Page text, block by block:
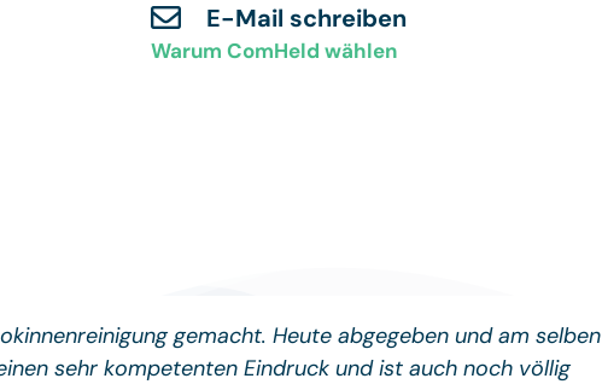
E-Mail schreiben
Warum ComHeld wählen
gemacht. Heute abgegeben und am selben
sehr kompetenten Eindruck und ist auch noch völlig